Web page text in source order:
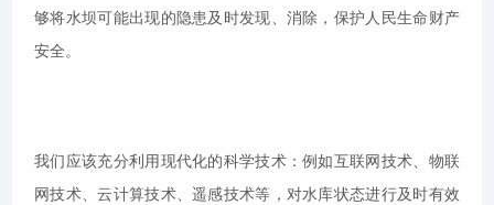
够将水坝可能出现的隐患及时发现、消除，保护人民生命财产
安全。
我们应该充分利用现代化的科学技术：例如互联网技术、物联
网技术、云计算技术、遥感技术等，对水库状态进行及时有效